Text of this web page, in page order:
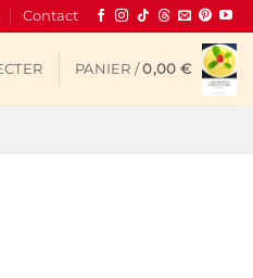
Contact
PANIER /0,00 €